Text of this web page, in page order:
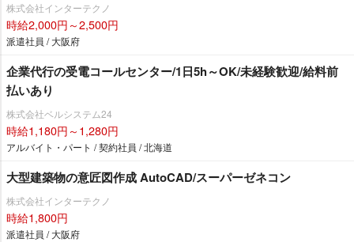
株式会社インターテクノ
時給2,000円～2,500円
派遣社員 / 大阪府
企業代行の受電コールセンター/1日5h～OK/未経験歓迎/給料前
払いあり
株式会社ベルシステム24
時給1,180円～1,280円
アルバイト・パート / 契約社員 / 北海道
大型建築物の意匠図作成 AutoCAD/スーパーゼネコン
株式会社インターテクノ
時給1,800円
派遣社員 / 大阪府